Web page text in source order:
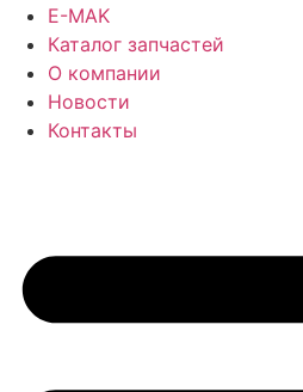
E-MAK
Каталог запчастей
О компании
Новости
Контакты